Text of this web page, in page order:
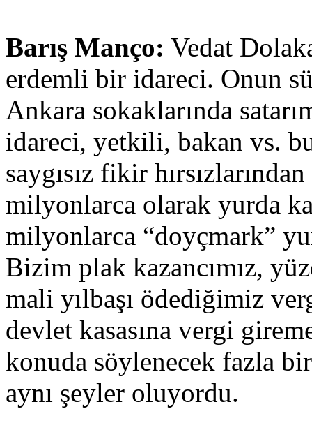
Barış Manço: Vedat
erdemli bir idareci. Onun
Ankara sokaklarında
idareci, yetkili, bakan vs.
saygısız fikir
milyonlarca olarak yurda
milyonlarca “doyçmark”
Bizim plak kazancımız,
mali yılbaşı ödediğimiz
devlet kasasına vergi
konuda söylenecek fazla
aynı şeyler oluyordu.